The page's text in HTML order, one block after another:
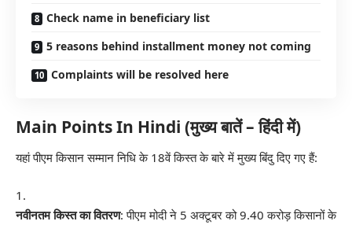
Check name in beneficiary list
5 reasons behind installment money not coming
Complaints will be resolved here
Main Points In Hindi (मुख्य बातें – हिंदी में)
यहां पीएम किसान सम्मान निधि के 18वें किस्त के बारे में मुख्य बिंदु दिए गए हैं:
नवीनतम किस्त का वितरण: पीएम मोदी ने 5 अक्टूबर को 9.40 करोड़ किसानों के